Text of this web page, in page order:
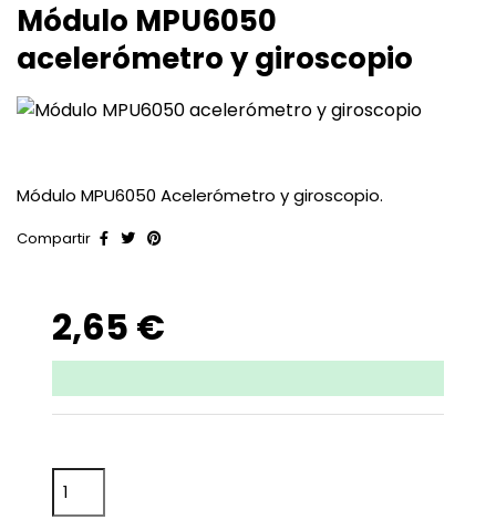
Módulo MPU6050
acelerómetro y giroscopio
Módulo MPU6050 Acelerómetro y giroscopio.
Compartir
2,65 €